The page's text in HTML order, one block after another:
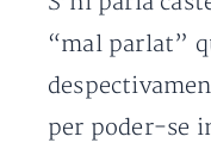
“mal parlat”
per poder-se